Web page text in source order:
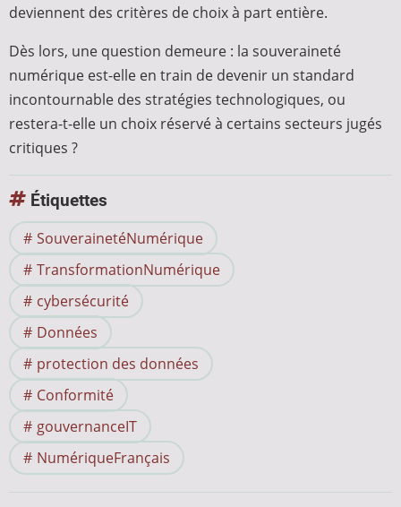
deviennent des critères de choix à part entière.
Dès lors, une question demeure : la souveraineté
numérique est-elle en train de devenir un standard
incontournable des stratégies technologiques, ou
restera-t-elle un choix réservé à certains secteurs jugés
critiques ?
Étiquettes
SouverainetéNumérique
TransformationNumérique
cybersécurité
Données
protection des données
Conformité
gouvernanceIT
NumériqueFrançais